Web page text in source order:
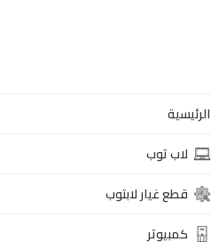
الرئيسية
لاب توب
قطع غيار لابتوب
كمبيوتر